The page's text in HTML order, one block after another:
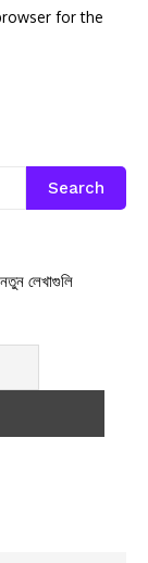
for the
Search
লেখাগুলি